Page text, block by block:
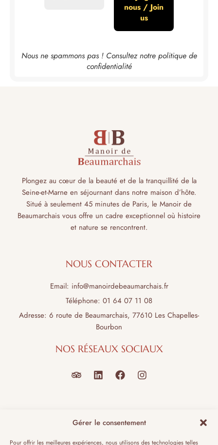
Gérer le consentement
Pour offrir les meilleures expériences, nous utilisons des technologies telles
Nous ne spammons pas ! Consultez notre politique de
confidentialité
Plongez au cœur de la beauté et de la tranquillité de la
Seine-et-Marne en séjournant dans notre maison d’hôte.
Situé à seulement 45 minutes de Paris, le Manoir de
Beaumarchais vous offre un cadre exceptionnel où histoire
et nature se rencontrent.
NOUS CONTACTER
Email: info@manoirdebeaumarchais.fr
Téléphone: 01 64 07 11 08
Adresse: 6 route de Beaumarchais, 77610 Les Chapelles-
Bourbon
NOS RÉSEAUX SOCIAUX